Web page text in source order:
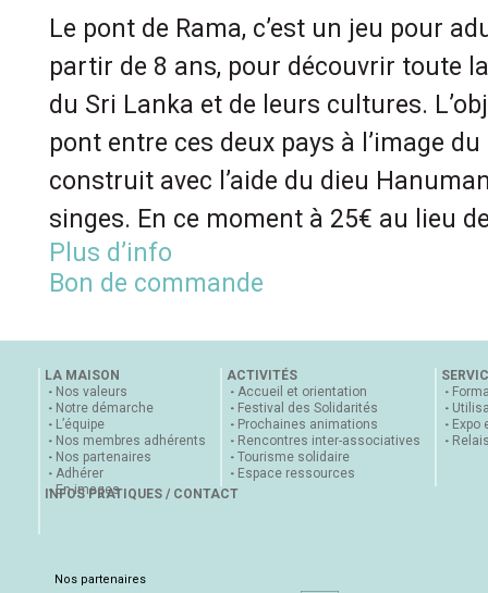
Le pont de Rama, c’est un jeu pour
partir de 8 ans, pour découvrir toute
du Sri Lanka et de leurs cultures.
pont entre ces deux pays à l’image
construit avec l’aide du dieu
singes. En ce moment à 25€ au lieu
Plus d’info
Bon de commande
LA MAISON
Nos valeurs
Notre démarche
L’équipe
Nos membres adhérents
Nos partenaires
Adhérer
En images
ACTIVITÉS
Accueil et orientation
Festival des Solidarités
Prochaines animations
Rencontres inter-associatives
Tourisme solidaire
Espace ressources
Expo
INFOS PRATIQUES / CONTACT
Nos partenaires